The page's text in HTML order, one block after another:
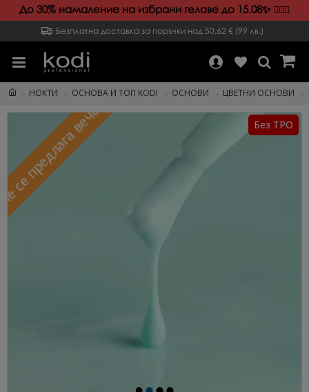
До 30% намаление на избрани гелове до 15.08✨️💁🏻‍♀️
Безплатна доставка за поръчки над 50.62 € (99 лв.)
НОКТИ ОСНОВА И ТОП KODI ОСНОВИ ЦВЕТНИ ОСНОВИ
Без TPO
предлага вече